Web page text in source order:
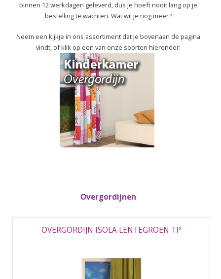
binnen 12 werkdagen geleverd, dus je hoeft nooit lang op je
bestelling te wachten. Wat wil je nog meer?
Neem een kijkje in ons assortiment dat je bovenaan de pagina
vindt, of klik op een van onze soorten hieronder:
Overgordijnen
OVERGORDIJN ISOLA LENTEGROEN TP